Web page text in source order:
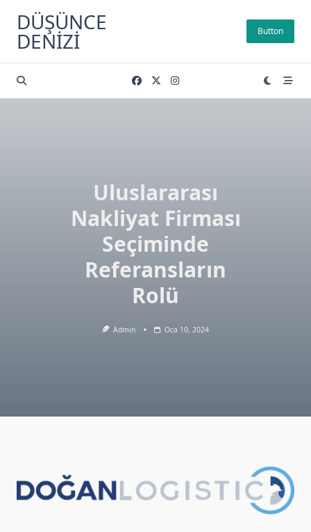
content
DÜŞÜNCE
DENIZI Button
Uluslararası
Nakliyat Firması
Seçiminde
Referansların
Rolü
Admin Oca 10, 2024